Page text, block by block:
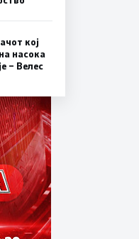
кој
насока
– Велес